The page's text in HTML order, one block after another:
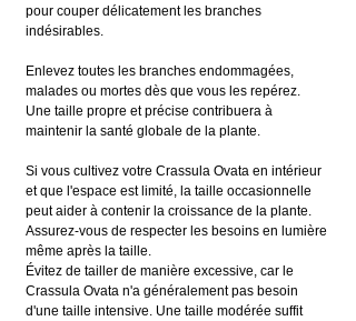
pour couper délicatement les branches
indésirables.
Enlevez toutes les branches endommagées,
malades ou mortes dès que vous les repérez.
Une taille propre et précise contribuera à
maintenir la santé globale de la plante.
Si vous cultivez votre Crassula Ovata en intérieur
et que l'espace est limité, la taille occasionnelle
peut aider à contenir la croissance de la plante.
Assurez-vous de respecter les besoins en lumière
même après la taille.
Évitez de tailler de manière excessive, car le
Crassula Ovata n'a généralement pas besoin
d'une taille intensive. Une taille modérée suffit